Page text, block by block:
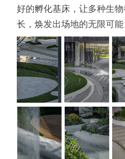
好的孵化基床，让多种生
长，焕发出场地的无限可能